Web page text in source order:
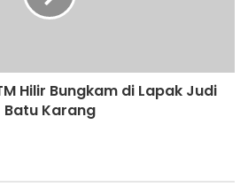
Hilir Bungkam di Lapak Judi
Batu Karang